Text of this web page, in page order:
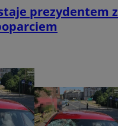
prezydentem z